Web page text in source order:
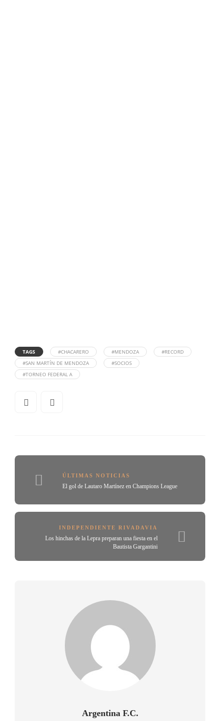
TAGS #CHACARERO #MENDOZA
#RECORD
#SAN MARTÍN DE MENDOZA
#SOCIOS
#TORNEO FEDERAL A
ÚLTIMAS NOTICIAS
El gol de Lautaro Martínez en Champions League
INDEPENDIENTE RIVADAVIA
Los hinchas de la Lepra preparan una fiesta en el
Bautista Gargantini
Argentina F.C.